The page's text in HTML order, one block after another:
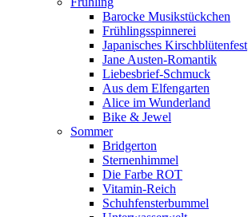
Barocke Musikstückchen
Frühlingsspinnerei
Japanisches Kirschblütenfest
Jane Austen-Romantik
Liebesbrief-Schmuck
Aus dem Elfengarten
Alice im Wunderland
Bike & Jewel
Sommer
Bridgerton
Sternenhimmel
Die Farbe ROT
Vitamin-Reich
Schuhfensterbummel